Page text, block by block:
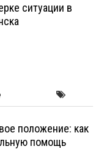
ситуации в
положение: как
помощь